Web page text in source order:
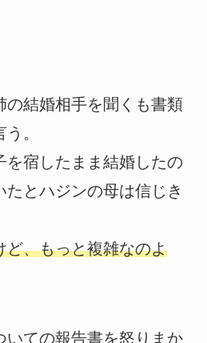
の結婚相手を聞くも書類
。
を宿したまま結婚したの
とハジンの母は信じき
ど、もっと複雑なのよ
いての報告書を怒りまか